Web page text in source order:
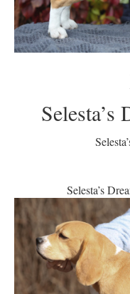
Selesta’s
Selesta’s